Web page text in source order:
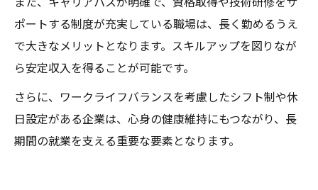
ポートする制度が充実している職場は、長く勤めるうえ
で大きなメリットとなります。スキルアップを図りなが
ら安定収入を得ることが可能です。
さらに、ワークライフバランスを考慮したシフト制や休
日設定がある企業は、心身の健康維持にもつながり、長
期間の就業を支える重要な要素となります。